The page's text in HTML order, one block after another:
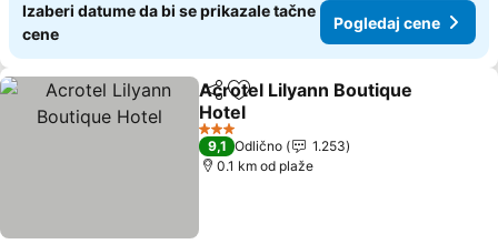
Izaberi datume da bi se prikazale tačne
cene
Pogledaj cene
Deli Dodati u favorite
Acrotel Lilyann Boutique
Hotel
3 Zvezdice
9,1 Odlično
1.253
0.1 km od plaže